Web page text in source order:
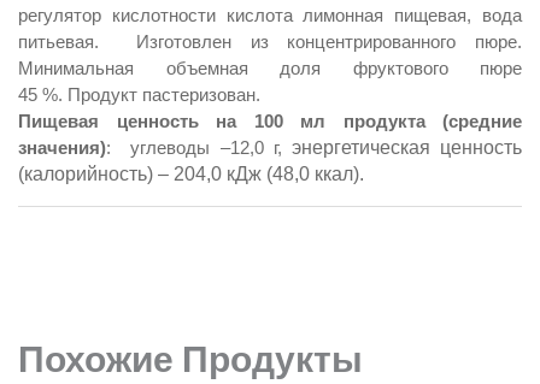
регулятор кислотности кислота лимонная пищевая, вода
питьевая. Изготовлен из концентрированного пюре.
Минимальная объемная доля фруктового пюре
45 %. Продукт пастеризован.
Пищевая ценность на 100 мл продукта (средние
значения): углеводы –12,0 г, энергетическая ценность
(калорийность) – 204,0 кДж (48,0 ккал).
Похожие Продукты